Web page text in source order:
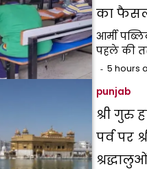
का
आर्मी
पहले की
5 hours
punjab
श्री गुरु
पर्व पर